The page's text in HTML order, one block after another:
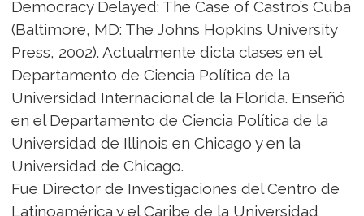
Democracy Delayed: The Case of Castro’s Cuba
(Baltimore, MD: The Johns Hopkins University
Press, 2002). Actualmente dicta clases en el
Departamento de Ciencia Política de la
Universidad Internacional de la Florida. Enseñó
en el Departamento de Ciencia Política de la
Universidad de Illinois en Chicago y en la
Universidad de Chicago.
Fue Director de Investigaciones del Centro de
Latinoamérica y el Caribe de la Universidad